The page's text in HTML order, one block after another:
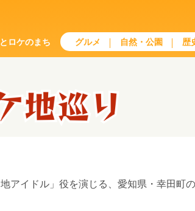
ロケのまち グルメ 自然・公園 歴
アイドル」役を演じる、愛知県・幸田町